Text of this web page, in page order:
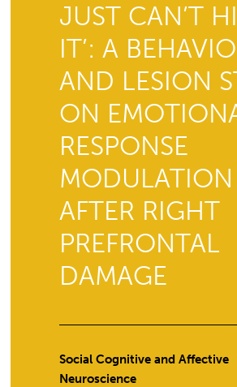
JUST CAN’T
IT’: A
AND LESION
ON
RESPONSE
MODULATION
AFTER RIGHT
PREFRONTAL
DAMAGE
Social Cognitive and Affective
Neuroscience